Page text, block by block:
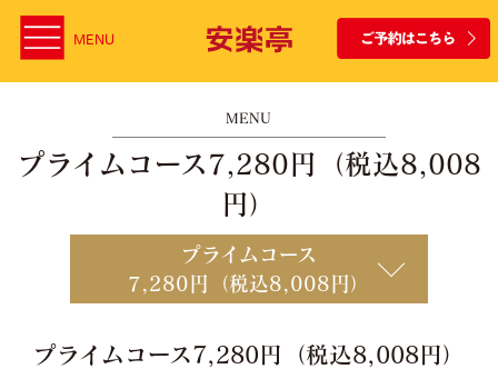
MENU
MENU
プライムコース7,280円（税込8,008
円）
プライムコース
7,280円（税込8,008円）
プライムコース7,280円（税込8,008円）